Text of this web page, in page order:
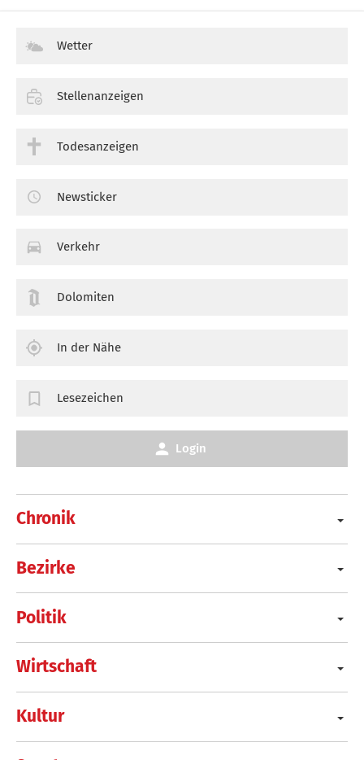
Chronik
Bezirke
Politik
Wirtschaft
Kultur
Wetter
Stellenanzeigen
Todesanzeigen
Newsticker
Verkehr
Dolomiten
In der Nähe
Lesezeichen
Login